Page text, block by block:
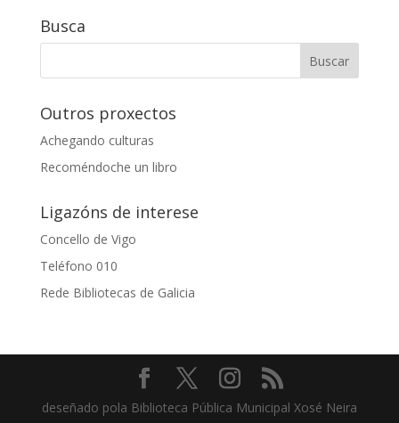
Busca
Outros proxectos
Achegando culturas
Recoméndoche un libro
Ligazóns de interese
Concello de Vigo
Teléfono 010
Rede Bibliotecas de Galicia
deseñado pola Biblioteca Pública Municipal Xosé Neira